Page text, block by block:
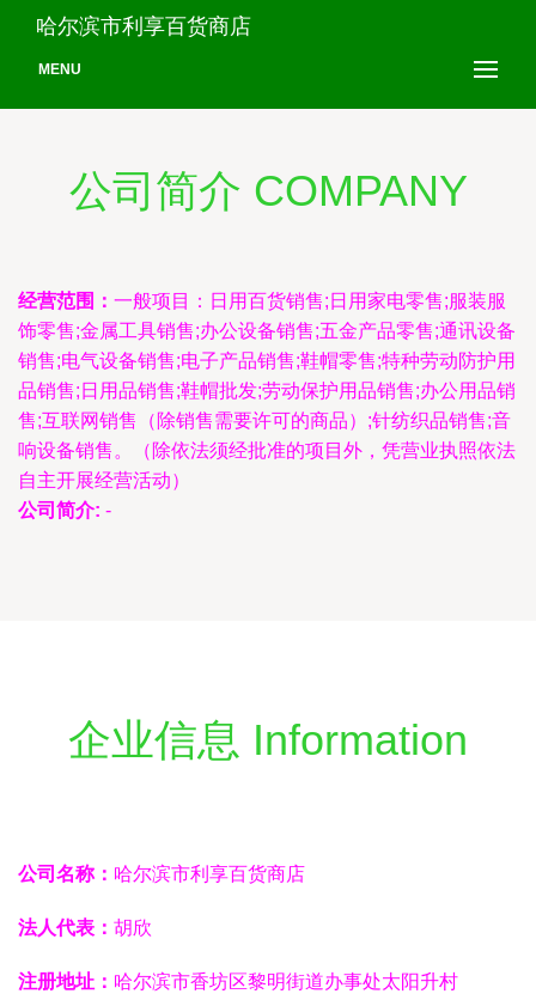
哈尔滨市利享百货商店
MENU
公司简介 COMPANY
经营范围： 一般项目：日用百货销售;日用家电零售;服装服
饰零售;金属工具销售;办公设备销售;五金产品零售;通讯设备
销售;电气设备销售;电子产品销售;鞋帽零售;特种劳动防护用
品销售;日用品销售;鞋帽批发;劳动保护用品销售;办公用品销
售;互联网销售（除销售需要许可的商品）;针纺织品销售;音
响设备销售。（除依法须经批准的项目外，凭营业执照依法
自主开展经营活动）
公司简介: -
企业信息 Information
公司名称： 哈尔滨市利享百货商店
法人代表： 胡欣
注册地址： 哈尔滨市香坊区黎明街道办事处太阳升村